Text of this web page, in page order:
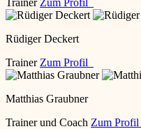
Trainer Zum Profil
Rüdiger Deckert
Trainer Zum Profil
Matthias Graubner
Trainer und Coach Zum Profil